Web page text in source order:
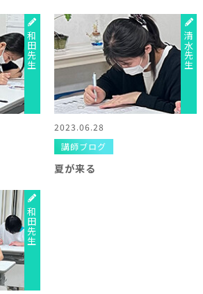
和田先生 清水先生
2023.06.28
講師ブログ
夏が来る
和田先生